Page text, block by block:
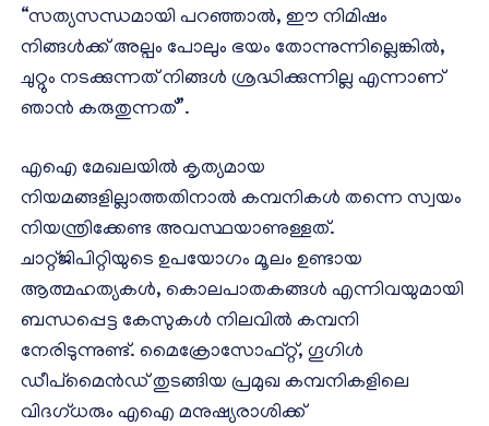
“സത്യസന്ധമായി പറഞ്ഞാല്‍, ഈ നിമിഷം
നിങ്ങള്‍ക്ക് അല്പം പോലും ഭയം തോന്നുന്നില്ലെങ്കില്‍,
ചുറ്റും നടക്കുന്നത് നിങ്ങള്‍ ശ്രദ്ധിക്കുന്നില്ല എന്നാണ്
ഞാന്‍ കരുതുന്നത്”.
എഐ മേഖലയില്‍ കൃത്യമായ
നിയമങ്ങളില്ലാത്തതിനാല്‍ കമ്പനികള്‍ തന്നെ സ്വയം
നിയന്ത്രിക്കേണ്ട അവസ്ഥയാണുള്ളത്.
ചാറ്റ്ജിപിറ്റിയുടെ ഉപയോഗം മൂലം ഉണ്ടായ
ആത്മഹത്യകള്‍, കൊലപാതകങ്ങള്‍ എന്നിവയുമായി
ബന്ധപ്പെട്ട കേസുകള്‍ നിലവില്‍ കമ്പനി
നേരിടുന്നുണ്ട്. മൈക്രോസോഫ്റ്റ്, ഗൂഗിള്‍
ഡീപ്മൈന്‍ഡ് തുടങ്ങിയ പ്രമുഖ കമ്പനികളിലെ
വിദഗ്ധരും എഐ മനുഷ്യരാശിക്ക്